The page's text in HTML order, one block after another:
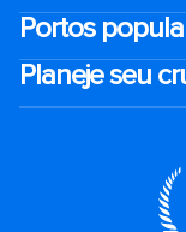
Portos
Planeje seu